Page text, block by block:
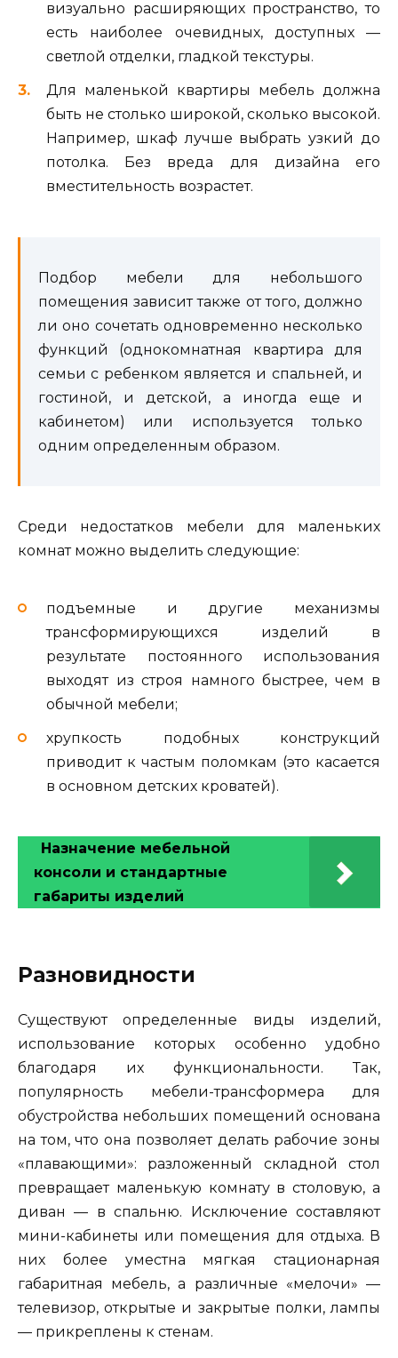
визуально расширяющих пространство, то
есть наиболее очевидных, доступных —
светлой отделки, гладкой текстуры.
Для маленькой квартиры мебель должна
быть не столько широкой, сколько высокой.
Например, шкаф лучше выбрать узкий до
потолка. Без вреда для дизайна его
вместительность возрастет.
Подбор мебели для небольшого
помещения зависит также от того, должно
ли оно сочетать одновременно несколько
функций (однокомнатная квартира для
семьи с ребенком является и спальней, и
гостиной, и детской, а иногда еще и
кабинетом) или используется только
одним определенным образом.
Среди недостатков мебели для маленьких
комнат можно выделить следующие:
подъемные и другие механизмы
трансформирующихся изделий в
результате постоянного использования
выходят из строя намного быстрее, чем в
обычной мебели;
хрупкость подобных конструкций
приводит к частым поломкам (это касается
в основном детских кроватей).
Назначение мебельной
консоли и стандартные
габариты изделий
Разновидности
Существуют определенные виды изделий,
использование которых особенно удобно
благодаря их функциональности. Так,
популярность мебели-трансформера для
обустройства небольших помещений основана
на том, что она позволяет делать рабочие зоны
«плавающими»: разложенный складной стол
превращает маленькую комнату в столовую, а
диван — в спальню. Исключение составляют
мини-кабинеты или помещения для отдыха. В
них более уместна мягкая стационарная
габаритная мебель, а различные «мелочи» —
телевизор, открытые и закрытые полки, лампы
— прикреплены к стенам.